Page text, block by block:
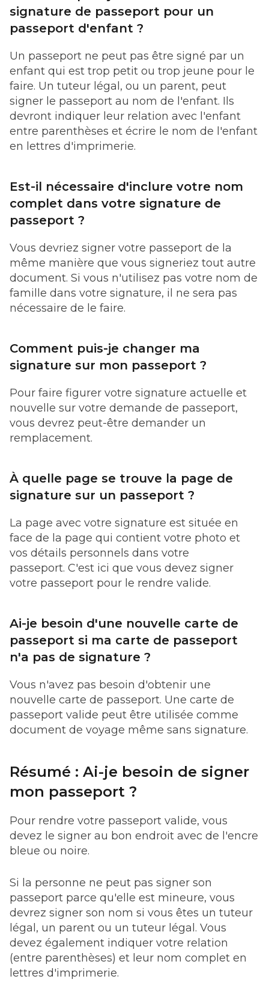
signature de passeport pour un
passeport d'enfant ?
Un passeport ne peut pas être signé par un
enfant qui est trop petit ou trop jeune pour le
faire. Un tuteur légal, ou un parent, peut
signer le passeport au nom de l'enfant. Ils
devront indiquer leur relation avec l'enfant
entre parenthèses et écrire le nom de l'enfant
en lettres d'imprimerie.
Est-il nécessaire d'inclure votre nom
complet dans votre signature de
passeport ?
Vous devriez signer votre passeport de la
même manière que vous signeriez tout autre
document. Si vous n'utilisez pas votre nom de
famille dans votre signature, il ne sera pas
nécessaire de le faire.
Comment puis-je changer ma
signature sur mon passeport ?
Pour faire figurer votre signature actuelle et
nouvelle sur votre demande de passeport,
vous devrez peut-être demander un
remplacement.
À quelle page se trouve la page de
signature sur un passeport ?
La page avec votre signature est située en
face de la page qui contient votre photo et
vos détails personnels dans votre
passeport. C'est ici que vous devez signer
votre passeport pour le rendre valide.
Ai-je besoin d'une nouvelle carte de
passeport si ma carte de passeport
n'a pas de signature ?
Vous n'avez pas besoin d'obtenir une
nouvelle carte de passeport. Une carte de
passeport valide peut être utilisée comme
document de voyage même sans signature.
Résumé : Ai-je besoin de signer
mon passeport ?
Pour rendre votre passeport valide, vous
devez le signer au bon endroit avec de l'encre
bleue ou noire.
Si la personne ne peut pas signer son
passeport parce qu'elle est mineure, vous
devrez signer son nom si vous êtes un tuteur
légal, un parent ou un tuteur légal. Vous
devez également indiquer votre relation
(entre parenthèses) et leur nom complet en
lettres d'imprimerie.